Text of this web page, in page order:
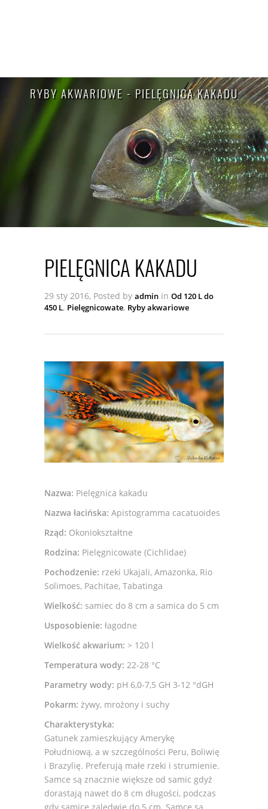
RYBY AKWARIOWE - PIELĘGNICA KAKADU
PIELĘGNICA KAKADU
29 sty 2016, Posted by admin in Od 120 L do
450 L, Pielęgnicowate, Ryby akwariowe
Nazwa: Pielęgnica kakadu
Nazwa łacińska: Apistogramma cacatuoides
Rząd: Okoniokształtne
Rodzina: Pielęgnicowate (Cichlidae)
Pochodzenie: rzeki Ukajali, Amazonka, Rio
Solimoes, Pachitae, Tabatinga
Wielkość: samiec do 8 cm a samica do 5 cm
Usposobienie: łagodne
Wielkość akwarium: > 120 l
Temperatura wody: 22-28 °C
Parametry wody: pH 6,0-7,5 GH 3-12 °dGH
Pokarm: żywy, mrożony i suchy
Charakterystyka:
Gatunek zamieszkujący Amerykę
Południową, a w szczególności Peru, Boliwię
i Brazylię. Preferują małe rzeki i strumienie.
Samce są znacznie większe od samic gdyż
dorastają nawet do 8 cm długości, podczas